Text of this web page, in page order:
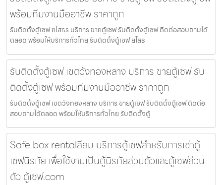
พร้อมทีมงานมืออาชีพ ราคาถูก
รับติดตั้งตู้เซฟ ยโสธร บริการ ขายตู้เซฟ รับติดตั้งตู้เซฟ ติดต่อสอบถามได้
ตลอด พร้อมให้บริการทั่วไทย รับติดตั้งตู้เซฟ ยโสธ
รับติดตั้งตู้เซฟ เขตวังทองหลาง บริการ ขายตู้เซฟ รับ
ติดตั้งตู้เซฟ พร้อมทีมงานมืออาชีพ ราคาถูก
รับติดตั้งตู้เซฟ เขตวังทองหลาง บริการ ขายตู้เซฟ รับติดตั้งตู้เซฟ ติดต่อ
สอบถามได้ตลอด พร้อมให้บริการทั่วไทย รับติดตั้งตู้
Safe box rentalสีลม บริการตู้เซฟสำหรับการเช่าตู้
เซฟนิรภัย เพื่อใช้งานเป็นตู้นิรภัยส่วนตัวและตู้เซฟส่วน
ตัว ตู้เซฟ.com